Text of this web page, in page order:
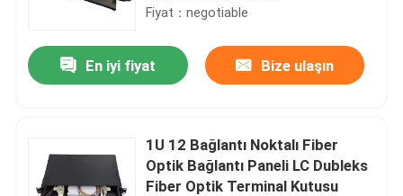
Fiyat：negotiable
En iyi fiyat Bize ulaşın
1U 12 Bağlantı Noktalı Fiber
Optik Bağlantı Paneli LC Dubleks
Fiber Optik Terminal Kutusu